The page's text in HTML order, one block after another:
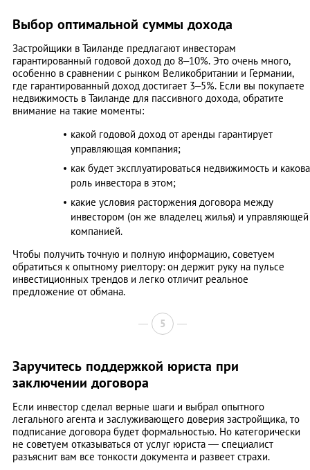
Выбор оптимальной суммы дохода
Застройщики в Таиланде предлагают инвесторам
гарантированный годовой доход до 8–10%. Это очень много,
особенно в сравнении с рынком Великобритании и Германии,
где гарантированный доход достигает 3–5%. Если вы покупаете
недвижимость в Таиланде для пассивного дохода, обратите
внимание на такие моменты:
какой годовой доход от аренды гарантирует
управляющая компания;
как будет эксплуатироваться недвижимость и какова
роль инвестора в этом;
какие условия расторжения договора между
инвестором (он же владелец жилья) и управляющей
компанией.
Чтобы получить точную и полную информацию, советуем
обратиться к опытному риелтору: он держит руку на пульсе
инвестиционных трендов и легко отличит реальное
предложение от обмана.
5
Заручитесь поддержкой юриста при
заключении договора
Если инвестор сделал верные шаги и выбрал опытного
легального агента и заслуживающего доверия застройщика, то
подписание договора будет формальностью. Но категорически
не советуем отказываться от услуг юриста — специалист
разъяснит вам все тонкости документа и развеет страхи.